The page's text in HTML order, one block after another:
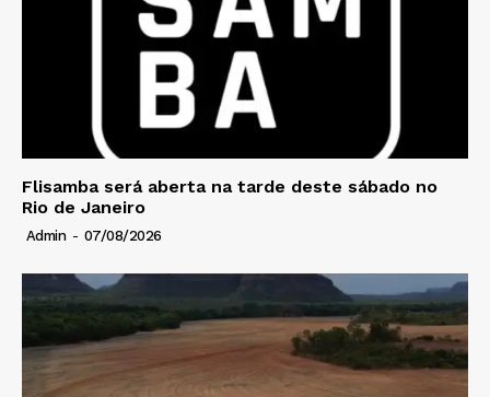
Flisamba será aberta na tarde deste sábado no
Rio de Janeiro
Admin - 07/08/2026